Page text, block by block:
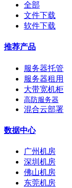
全部
文件下载
软件下载
推荐产品
服务器托管
服务器租用
大带宽机柜
高防服务器
混合云部署
数据中心
广州机房
深圳机房
佛山机房
东莞机房